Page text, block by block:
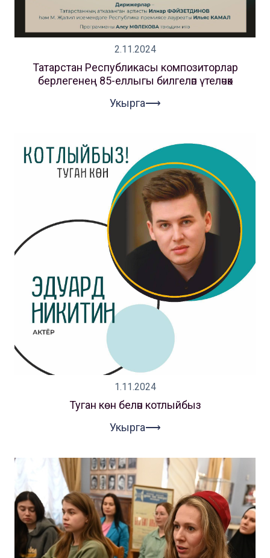
2.11.2024
Татарстан Республикасы композиторлар
берлегенең 85-еллыгы билгеләп үтеләчәк
Укырга⟶
1.11.2024
Туган көн белән котлыйбыз
Укырга⟶